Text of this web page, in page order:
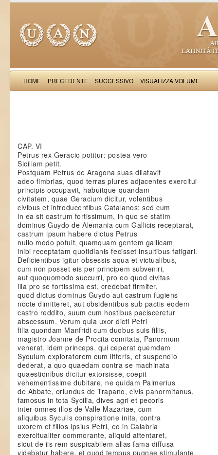
HOME PRECEDENTE SUCCESSIVO VISUALIZZA VOLUME
CAP. VI
Petrus rex Geracio potitur: postea vero
Siciliam petit.
Postquam Petrus de Aragona suas dilatavit
adeo fimbrias, quod terras plures adjacentes exercitui
principis occupavit, habuitque quandam
civitatem, quae Geracium dicitur, volentibus
civibus et introducentibus Catalanos; sed cum
in ea sit castrum fortissimum, in quo se statim
dominus Guydo de Alemania cum Gallicis receptarat,
castrum ipsum habere dictus Petrus
nullo modo potuit, quamquam gentem gallicam
inibi receptatam quotidianis fecisset insultibus fatigari.
Deficientibus igitur obsessis aqua et victualibus,
cum non posset eis per principem subveniri,
aut quoquomodo succurri, pro eo quod civitas
illa pro se fortissima est, credebat firmiter,
quod dictus dominus Guydo aut castrum fugiens
nocte dimitteret, aut obsidentibus sub pactis eodem
castro reddito, suum cum hostibus pacisceretur
abscessum. Verum quia uxor dicti Petri
filia quondam Manfridi cum duobus suis filiis,
magistro Joanne de Procita comitata, Panormum
venerat, idem princeps, qui ceperat quemdam
Syculum exploratorem cum litteris, et suspendio
dederat, a quo quaedam contra se machinata
quaestionibus dicitur extorsisse, coepit
vehementissime dubitare, ne quidam Palmerius
de Abbate, oriundus de Trapano, civis panormitanus,
famosus in tota Sycilia, dives agri et pecoris
inter omnes illos de Valle Mazariae, cum
aliquibus Syculis conspiratione inita, contra
uxorem et filios ipsius Petri, eo in Calabria
exercitualiter commorante, aliquid attentaret,
sicut de iis rem suspicabilem alias fama diffusa
videbatur habere, et quod tempus pugnae stimulante,